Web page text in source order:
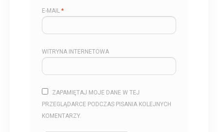
E-MAIL *
WITRYNA INTERNETOWA
ZAPAMIĘTAJ MOJE DANE W TEJ
PRZEGLĄDARCE PODCZAS PISANIA KOLEJNYCH
KOMENTARZY.